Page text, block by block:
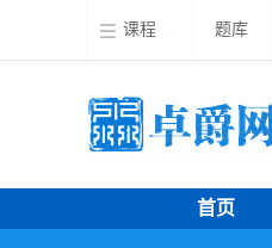
课程 题库
首页